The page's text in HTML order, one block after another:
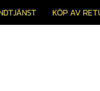
KÖP AV